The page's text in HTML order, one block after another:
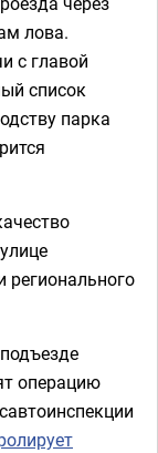
лова.
с главой
список
парка
операцию